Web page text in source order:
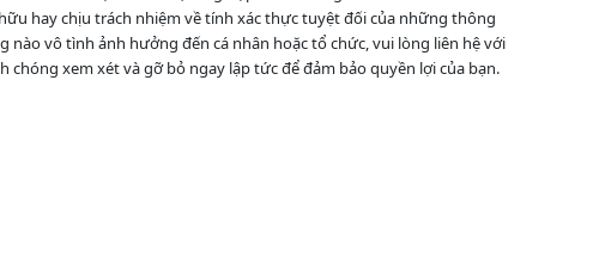
hay chịu trách nhiệm về tính xác thực tuyệt đối của những thông
nào vô tình ảnh hưởng đến cá nhân hoặc tổ chức, vui lòng liên hệ với
chóng xem xét và gỡ bỏ ngay lập tức để đảm bảo quyền lợi của bạn.